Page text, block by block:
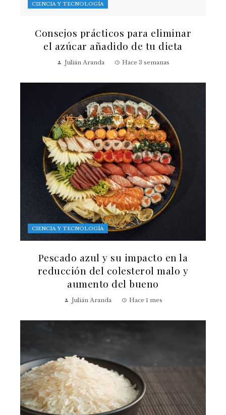
CIENCIA Y TECNOLOGÍA
Consejos prácticos para eliminar
el azúcar añadido de tu dieta
Julián Aranda Hace 3 semanas
CIENCIA Y TECNOLOGÍA
Pescado azul y su impacto en la
reducción del colesterol malo y
aumento del bueno
Julián Aranda Hace 1 mes